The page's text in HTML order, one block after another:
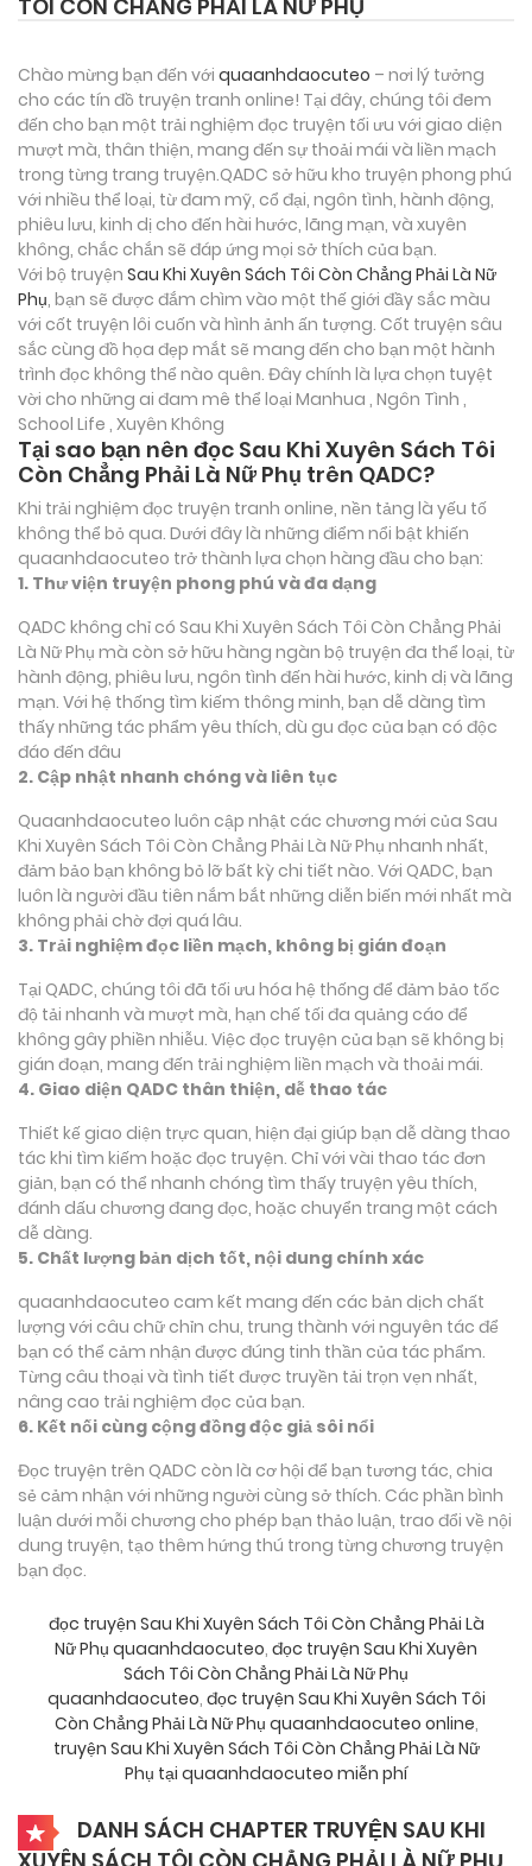
TÔI CÒN CHẲNG PHẢI LÀ NỮ PHỤ
Chào mừng bạn đến với quaanhdaocuteo – nơi lý tưởng
cho các tín đồ truyện tranh online! Tại đây, chúng tôi đem
đến cho bạn một trải nghiệm đọc truyện tối ưu với giao diện
mượt mà, thân thiện, mang đến sự thoải mái và liền mạch
trong từng trang truyện.QADC sở hữu kho truyện phong phú
với nhiều thể loại, từ đam mỹ, cổ đại, ngôn tình, hành động,
phiêu lưu, kinh dị cho đến hài hước, lãng mạn, và xuyên
không, chắc chắn sẽ đáp ứng mọi sở thích của bạn.
Với bộ truyện Sau Khi Xuyên Sách Tôi Còn Chẳng Phải Là Nữ
Phụ, bạn sẽ được đắm chìm vào một thế giới đầy sắc màu
với cốt truyện lôi cuốn và hình ảnh ấn tượng. Cốt truyện sâu
sắc cùng đồ họa đẹp mắt sẽ mang đến cho bạn một hành
trình đọc không thể nào quên. Đây chính là lựa chọn tuyệt
vời cho những ai đam mê thể loại Manhua , Ngôn Tình ,
School Life , Xuyên Không
Tại sao bạn nên đọc Sau Khi Xuyên Sách Tôi
Còn Chẳng Phải Là Nữ Phụ trên QADC?
Khi trải nghiệm đọc truyện tranh online, nền tảng là yếu tố
không thể bỏ qua. Dưới đây là những điểm nổi bật khiến
quaanhdaocuteo trở thành lựa chọn hàng đầu cho bạn:
1. Thư viện truyện phong phú và đa dạng
QADC không chỉ có Sau Khi Xuyên Sách Tôi Còn Chẳng Phải
Là Nữ Phụ mà còn sở hữu hàng ngàn bộ truyện đa thể loại, từ
hành động, phiêu lưu, ngôn tình đến hài hước, kinh dị và lãng
mạn. Với hệ thống tìm kiếm thông minh, bạn dễ dàng tìm
thấy những tác phẩm yêu thích, dù gu đọc của bạn có độc
đáo đến đâu
2. Cập nhật nhanh chóng và liên tục
Quaanhdaocuteo luôn cập nhật các chương mới của Sau
Khi Xuyên Sách Tôi Còn Chẳng Phải Là Nữ Phụ nhanh nhất,
đảm bảo bạn không bỏ lỡ bất kỳ chi tiết nào. Với QADC, bạn
luôn là người đầu tiên nắm bắt những diễn biến mới nhất mà
không phải chờ đợi quá lâu.
3. Trải nghiệm đọc liền mạch, không bị gián đoạn
Tại QADC, chúng tôi đã tối ưu hóa hệ thống để đảm bảo tốc
độ tải nhanh và mượt mà, hạn chế tối đa quảng cáo để
không gây phiền nhiễu. Việc đọc truyện của bạn sẽ không bị
gián đoạn, mang đến trải nghiệm liền mạch và thoải mái.
4. Giao diện QADC thân thiện, dễ thao tác
Thiết kế giao diện trực quan, hiện đại giúp bạn dễ dàng thao
tác khi tìm kiếm hoặc đọc truyện. Chỉ với vài thao tác đơn
giản, bạn có thể nhanh chóng tìm thấy truyện yêu thích,
đánh dấu chương đang đọc, hoặc chuyển trang một cách
dễ dàng.
5. Chất lượng bản dịch tốt, nội dung chính xác
quaanhdaocuteo cam kết mang đến các bản dịch chất
lượng với câu chữ chỉn chu, trung thành với nguyên tác để
bạn có thể cảm nhận được đúng tinh thần của tác phẩm.
Từng câu thoại và tình tiết được truyền tải trọn vẹn nhất,
nâng cao trải nghiệm đọc của bạn.
6. Kết nối cùng cộng đồng độc giả sôi nổi
Đọc truyện trên QADC còn là cơ hội để bạn tương tác, chia
sẻ cảm nhận với những người cùng sở thích. Các phần bình
luận dưới mỗi chương cho phép bạn thảo luận, trao đổi về nội
dung truyện, tạo thêm hứng thú trong từng chương truyện
bạn đọc.
đọc truyện Sau Khi Xuyên Sách Tôi Còn Chẳng Phải Là
Nữ Phụ quaanhdaocuteo, đọc truyện Sau Khi Xuyên
Sách Tôi Còn Chẳng Phải Là Nữ Phụ
quaanhdaocuteo, đọc truyện Sau Khi Xuyên Sách Tôi
Còn Chẳng Phải Là Nữ Phụ quaanhdaocuteo online,
truyện Sau Khi Xuyên Sách Tôi Còn Chẳng Phải Là Nữ
Phụ tại quaanhdaocuteo miễn phí
DANH SÁCH CHAPTER TRUYỆN SAU KHI